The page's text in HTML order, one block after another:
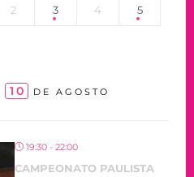
2 3 4 5
10 DE AGOSTO
19:30 - 22:00
CAMPEONATO PAULISTA